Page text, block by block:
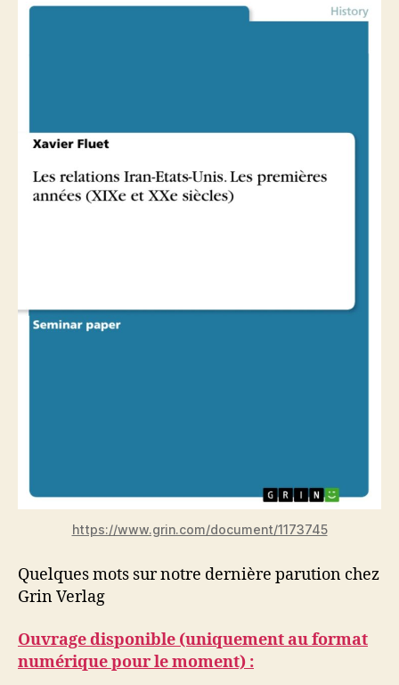
https://www.grin.com/document/1173745
Quelques mots sur notre dernière parution chez
Grin Verlag
Ouvrage disponible (uniquement au format
numérique pour le moment) :